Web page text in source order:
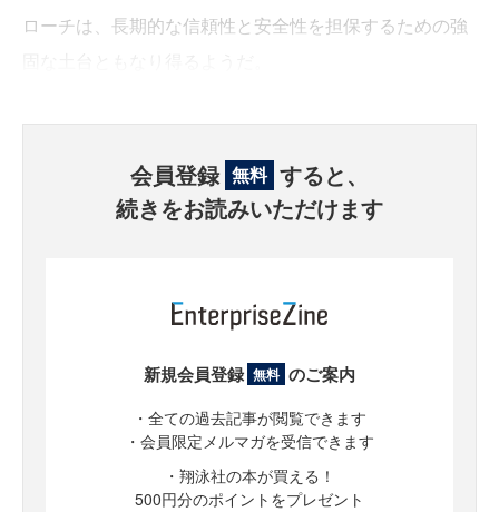
ローチは、長期的な信頼性と安全性を担保するための強
会員登録 無料 すると、
続きをお読みいただけます
新規会員登録 無料 のご案内
・全ての過去記事が閲覧できます
・会員限定メルマガを受信できます
・翔泳社の本が買える！
500円分のポイントをプレゼント